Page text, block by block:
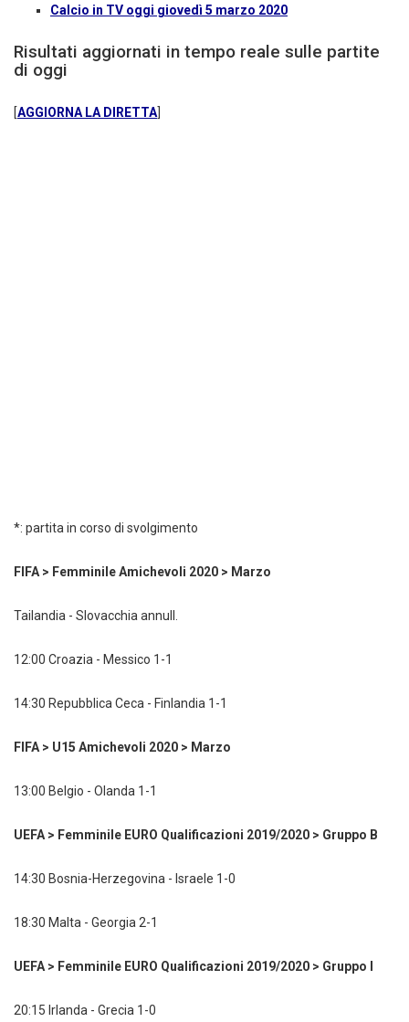
Calcio in TV oggi giovedì 5 marzo 2020
Risultati aggiornati in tempo reale sulle partite
di oggi
[AGGIORNA LA DIRETTA]
*: partita in corso di svolgimento
FIFA > Femminile Amichevoli 2020 > Marzo
Tailandia - Slovacchia annull.
12:00 Croazia - Messico 1-1
14:30 Repubblica Ceca - Finlandia 1-1
FIFA > U15 Amichevoli 2020 > Marzo
13:00 Belgio - Olanda 1-1
UEFA > Femminile EURO Qualificazioni 2019/2020 > Gruppo B
14:30 Bosnia-Herzegovina - Israele 1-0
18:30 Malta - Georgia 2-1
UEFA > Femminile EURO Qualificazioni 2019/2020 > Gruppo I
20:15 Irlanda - Grecia 1-0